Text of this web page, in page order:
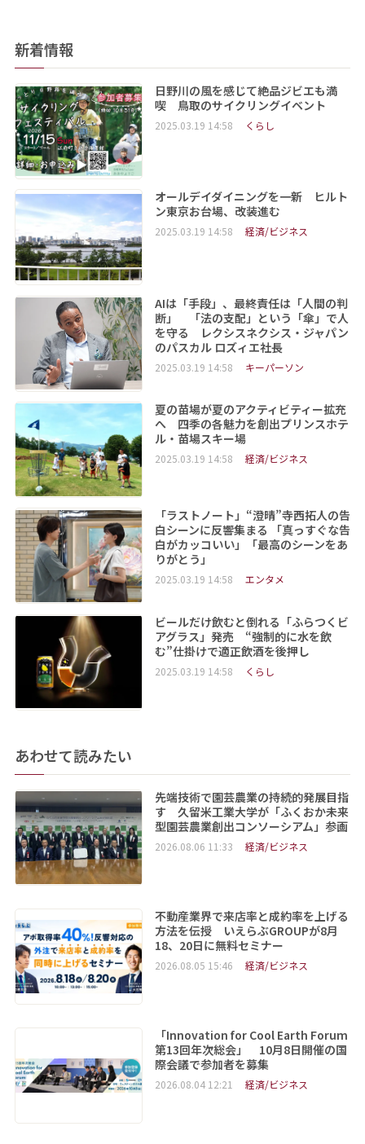
新着情報
日野川の風を感じて絶品ジビエも満
喫 鳥取のサイクリングイベント
2025.03.19 14:58 くらし
オールデイダイニングを一新 ヒルト
ン東京お台場、改装進む
2025.03.19 14:58 経済/ビジネス
AIは「手段」、最終責任は「人間の判
断」 「法の支配」という「傘」で人
を守る レクシスネクシス・ジャパン
のパスカル ロズィエ社長
2025.03.19 14:58 キーパーソン
夏の苗場が夏のアクティビティー拡充
へ 四季の各魅力を創出プリンスホテ
ル・苗場スキー場
2025.03.19 14:58 経済/ビジネス
「ラストノート」“澄晴”寺西拓人の告
白シーンに反響集まる 「真っすぐな告
白がカッコいい」「最高のシーンをあ
りがとう」
2025.03.19 14:58 エンタメ
ビールだけ飲むと倒れる「ふらつくビ
アグラス」発売 “強制的に水を飲
む”仕掛けで適正飲酒を後押し
2025.03.19 14:58 くらし
あわせて読みたい
先端技術で園芸農業の持続的発展目指
す 久留米工業大学が「ふくおか未来
型園芸農業創出コンソーシアム」参画
2026.08.06 11:33 経済/ビジネス
不動産業界で来店率と成約率を上げる
方法を伝授 いえらぶGROUPが8月
18、20日に無料セミナー
2026.08.05 15:46 経済/ビジネス
「Innovation for Cool Earth Forum
第13回年次総会」 10月8日開催の国
際会議で参加者を募集
2026.08.04 12:21 経済/ビジネス